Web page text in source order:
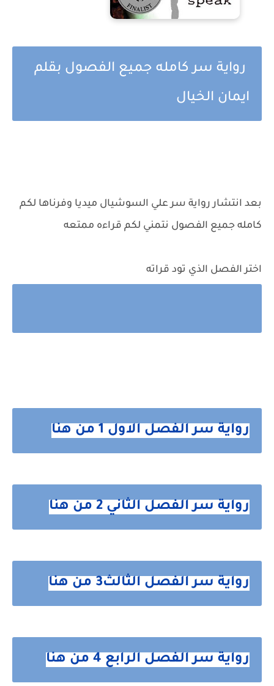
رواية سر كامله جميع الفصول بقلم
ايمان الخيال
بعد انتشار رواية سر علي السوشيال ميديا وفرناها لكم
كامله جميع الفصول نتمني لكم قراءه ممتعه
اختر الفصل الذي تود قراته
رواية سر الفصل الاول 1 من هنا
رواية سر الفصل الثاني 2 من هنا
رواية سر الفصل الثالث3 من هنا
رواية سر الفصل الرابع 4 من هنا